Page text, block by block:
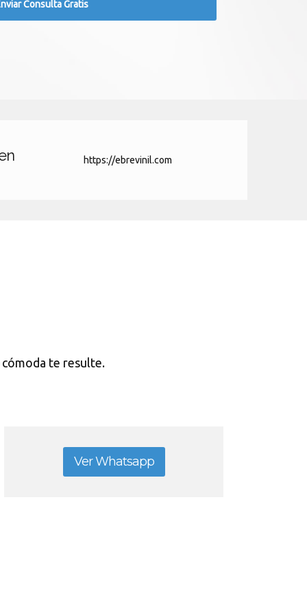
https://ebrevinil.com
te resulte.
Ver Whatsapp